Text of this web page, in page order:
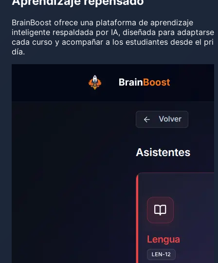
BrainBoost ofrece una plataforma de aprendizaje
inteligente respaldada por IA, diseñada para adaptarse
cada curso y acompañar a los estudiantes desde el
día.